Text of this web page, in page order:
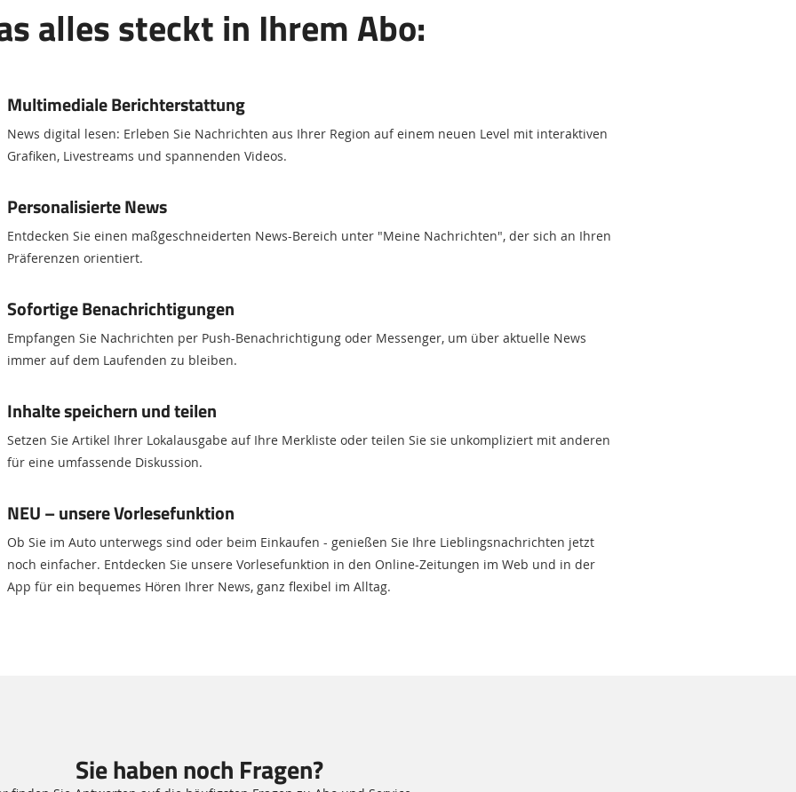
alles steckt in Ihrem Abo:
Multimediale Berichterstattung
News digital lesen: Erleben Sie Nachrichten aus Ihrer Region auf einem neuen Level mit interaktiven
Grafiken, Livestreams und spannenden Videos.
Personalisierte News
Entdecken Sie einen maßgeschneiderten News-Bereich unter "Meine Nachrichten", der sich an Ihren
Präferenzen orientiert.
Sofortige Benachrichtigungen
Empfangen Sie Nachrichten per Push-Benachrichtigung oder Messenger, um über aktuelle News
immer auf dem Laufenden zu bleiben.
Inhalte speichern und teilen
Setzen Sie Artikel Ihrer Lokalausgabe auf Ihre Merkliste oder teilen Sie sie unkompliziert mit anderen
für eine umfassende Diskussion.
NEU – unsere Vorlesefunktion
Ob Sie im Auto unterwegs sind oder beim Einkaufen - genießen Sie Ihre Lieblingsnachrichten jetzt
noch einfacher. Entdecken Sie unsere Vorlesefunktion in den Online-Zeitungen im Web und in der
App für ein bequemes Hören Ihrer News, ganz flexibel im Alltag.
Sie haben noch Fragen?